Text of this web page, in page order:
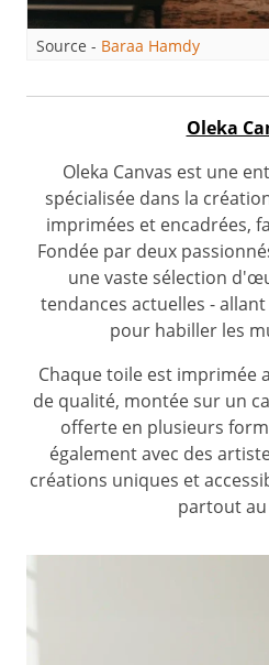
Source - Baraa Hamdy
Oleka
Oleka Canvas est une
spécialisée dans la
imprimées et encadrées,
Fondée par deux
une vaste sélection
tendances actuelles -
pour habiller les
Chaque toile est imprimée
de qualité, montée sur un
offerte en plusieurs
également avec des
créations uniques et
partout au